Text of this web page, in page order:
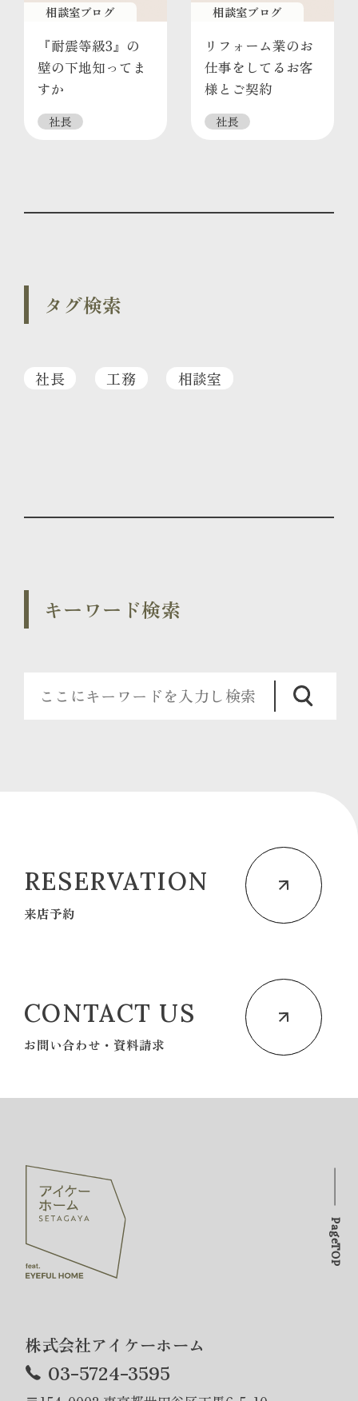
相談室ブログ
『耐震等級3』の
壁の下地知ってま
すか
社長
相談室ブログ
リフォーム業のお
仕事をしてるお客
様とご契約
社長
タグ検索
社長 工務 相談室
キーワード検索
RESERVATION
来店予約
CONTACT US
お問い合わせ・資料請求
株式会社アイケーホーム
03-5724-3595
PageTOP